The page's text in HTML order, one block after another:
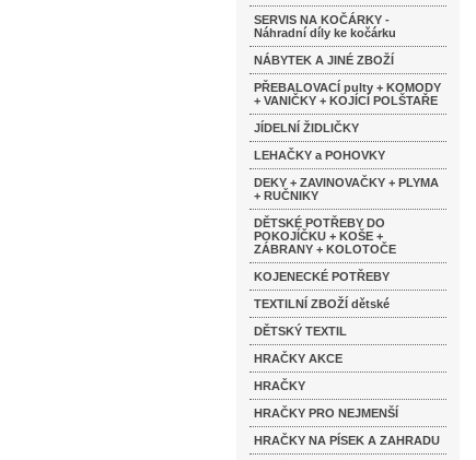
SERVIS NA KOČÁRKY -
Náhradní díly ke kočárku
NÁBYTEK A JINÉ ZBOŽÍ
PŘEBALOVACÍ pulty + KOMODY
+ VANIČKY + KOJÍCÍ POLŠTAŘE
JÍDELNÍ ŽIDLIČKY
LEHAČKY a POHOVKY
DEKY + ZAVINOVAČKY + PLYMA
+ RUČNIKY
DĚTSKÉ POTŘEBY DO
POKOJÍČKU + KOŠE +
ZÁBRANY + KOLOTOČE
KOJENECKÉ POTŘEBY
TEXTILNÍ ZBOŽÍ dětské
DĚTSKÝ TEXTIL
HRAČKY AKCE
HRAČKY
HRAČKY PRO NEJMENŠÍ
HRAČKY NA PÍSEK A ZAHRADU